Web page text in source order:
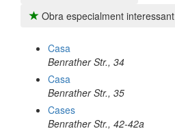
Obra especialment interessant
Casa
Benrather Str., 34
Casa
Benrather Str., 35
Cases
Benrather Str., 42-42a